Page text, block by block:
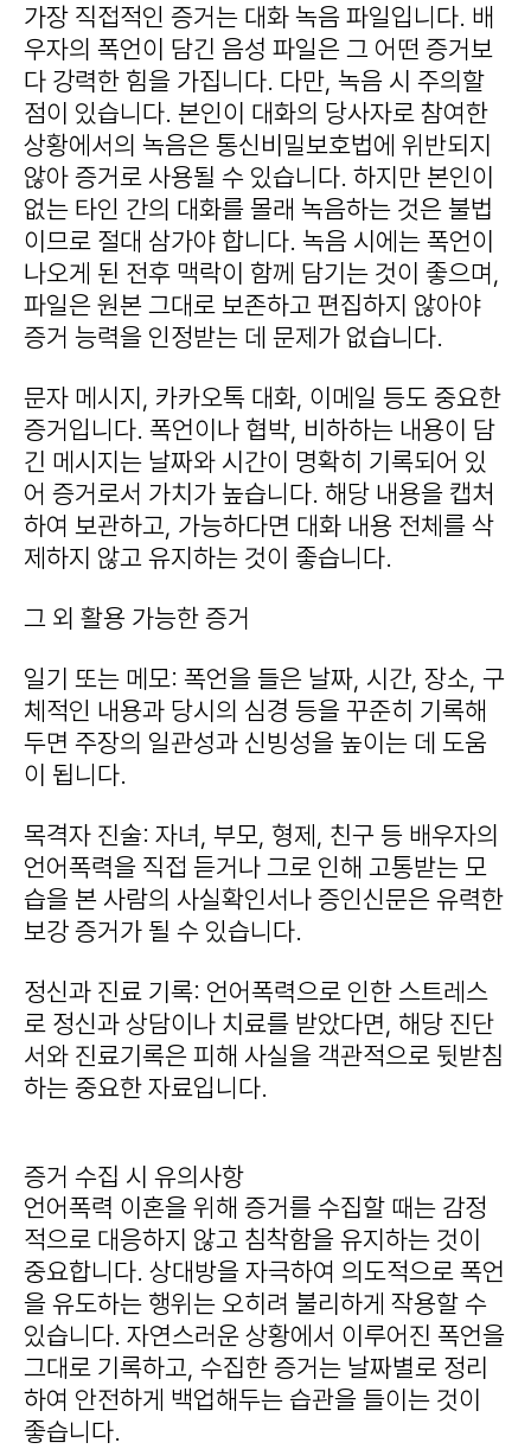
가장 직접적인 증거는 대화 녹음 파일입니다. 배
우자의 폭언이 담긴 음성 파일은 그 어떤 증거보
다 강력한 힘을 가집니다. 다만, 녹음 시 주의할
점이 있습니다. 본인이 대화의 당사자로 참여한
상황에서의 녹음은 통신비밀보호법에 위반되지
않아 증거로 사용될 수 있습니다. 하지만 본인이
없는 타인 간의 대화를 몰래 녹음하는 것은 불법
이므로 절대 삼가야 합니다. 녹음 시에는 폭언이
나오게 된 전후 맥락이 함께 담기는 것이 좋으며,
파일은 원본 그대로 보존하고 편집하지 않아야
증거 능력을 인정받는 데 문제가 없습니다.
문자 메시지, 카카오톡 대화, 이메일 등도 중요한
증거입니다. 폭언이나 협박, 비하하는 내용이 담
긴 메시지는 날짜와 시간이 명확히 기록되어 있
어 증거로서 가치가 높습니다. 해당 내용을 캡처
하여 보관하고, 가능하다면 대화 내용 전체를 삭
제하지 않고 유지하는 것이 좋습니다.
그 외 활용 가능한 증거
일기 또는 메모: 폭언을 들은 날짜, 시간, 장소, 구
체적인 내용과 당시의 심경 등을 꾸준히 기록해
두면 주장의 일관성과 신빙성을 높이는 데 도움
이 됩니다.
목격자 진술: 자녀, 부모, 형제, 친구 등 배우자의
언어폭력을 직접 듣거나 그로 인해 고통받는 모
습을 본 사람의 사실확인서나 증인신문은 유력한
보강 증거가 될 수 있습니다.
정신과 진료 기록: 언어폭력으로 인한 스트레스
로 정신과 상담이나 치료를 받았다면, 해당 진단
서와 진료기록은 피해 사실을 객관적으로 뒷받침
하는 중요한 자료입니다.
증거 수집 시 유의사항
언어폭력 이혼을 위해 증거를 수집할 때는 감정
적으로 대응하지 않고 침착함을 유지하는 것이
중요합니다. 상대방을 자극하여 의도적으로 폭언
을 유도하는 행위는 오히려 불리하게 작용할 수
있습니다. 자연스러운 상황에서 이루어진 폭언을
그대로 기록하고, 수집한 증거는 날짜별로 정리
하여 안전하게 백업해두는 습관을 들이는 것이
좋습니다.